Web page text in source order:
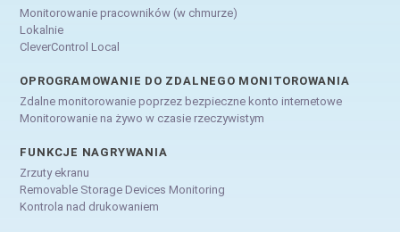
Monitorowanie pracowników (w chmurze)
Lokalnie
CleverControl Local
OPROGRAMOWANIE DO ZDALNEGO MONITOROWANIA
Zdalne monitorowanie poprzez bezpieczne konto internetowe
Monitorowanie na żywo w czasie rzeczywistym
FUNKCJE NAGRYWANIA
Zrzuty ekranu
Removable Storage Devices Monitoring
Kontrola nad drukowaniem